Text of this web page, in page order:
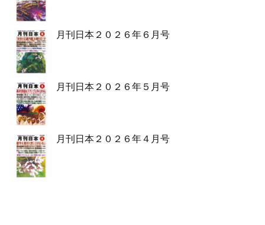
月刊日本２０２６年６月号
月刊日本２０２６年５月号
月刊日本２０２６年４月号